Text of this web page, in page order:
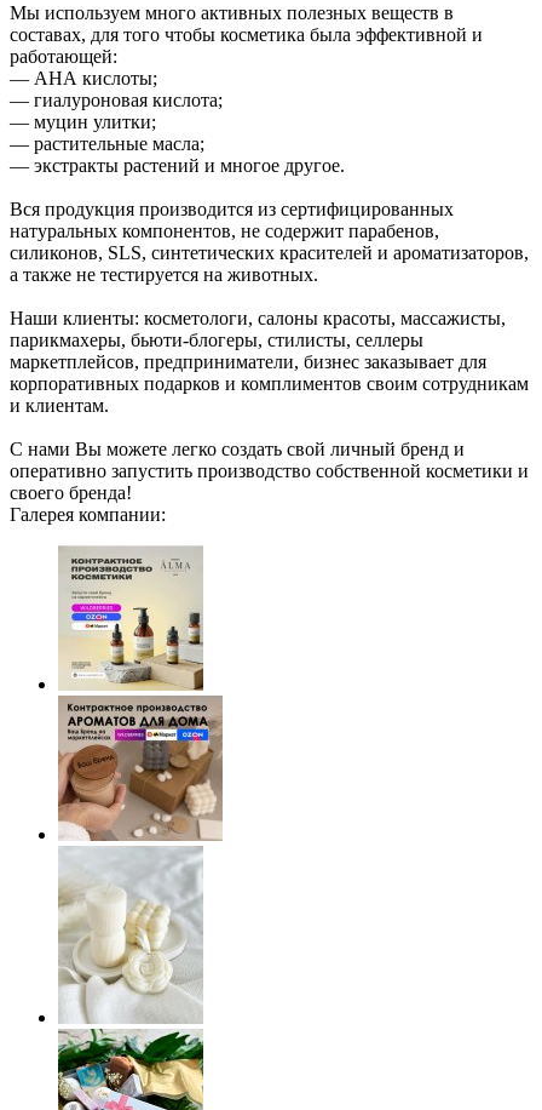
Мы используем много активных полезных веществ в
составах, для того чтобы косметика была эффективной и
работающей:
— АНА кислоты;
— гиалуроновая кислота;
— муцин улитки;
— растительные масла;
— экстракты растений и многое другое.
Вся продукция производится из сертифицированных
натуральных компонентов, не содержит парабенов,
силиконов, SLS, синтетических красителей и ароматизаторов,
а также не тестируется на животных.
Наши клиенты: косметологи, салоны красоты, массажисты,
парикмахеры, бьюти-блогеры, стилисты, селлеры
маркетплейсов, предприниматели, бизнес заказывает для
корпоративных подарков и комплиментов своим сотрудникам
и клиентам.
С нами Вы можете легко создать свой личный бренд и
оперативно запустить производство собственной косметики и
своего бренда!
Галерея компании: